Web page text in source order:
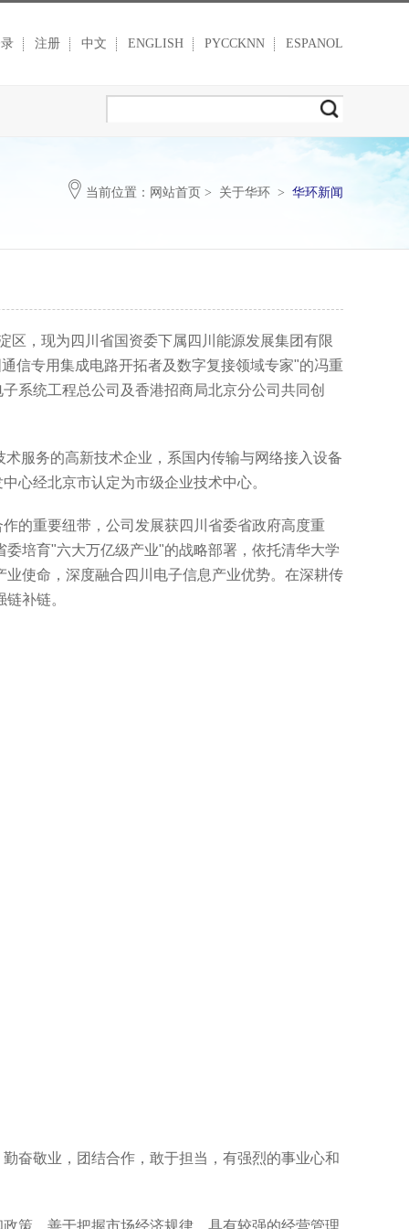
注册 中文 ENGLISH PYCCKNN ESPANOL
当前位置： 网站首页 > 关于华环 > 华环新闻
区，现为四川省国资委下属四川能源发展集团有限
信专用集成电路开拓者及数字复接领域专家"的冯重
系统工程总公司及香港招商局北京分公司共同创
服务的高新技术企业，系国内传输与网络接入设备
心经北京市认定为市级企业技术中心。
的重要纽带，公司发展获四川省委省政府高度重
委培育"六大万亿级产业"的战略部署，依托清华大学
使命，深度融合四川电子信息产业优势。在深耕传
补链。
奋敬业，团结合作，敢于担当，有强烈的事业心和
策，善于把握市场经济规律，具有较强的经营管理